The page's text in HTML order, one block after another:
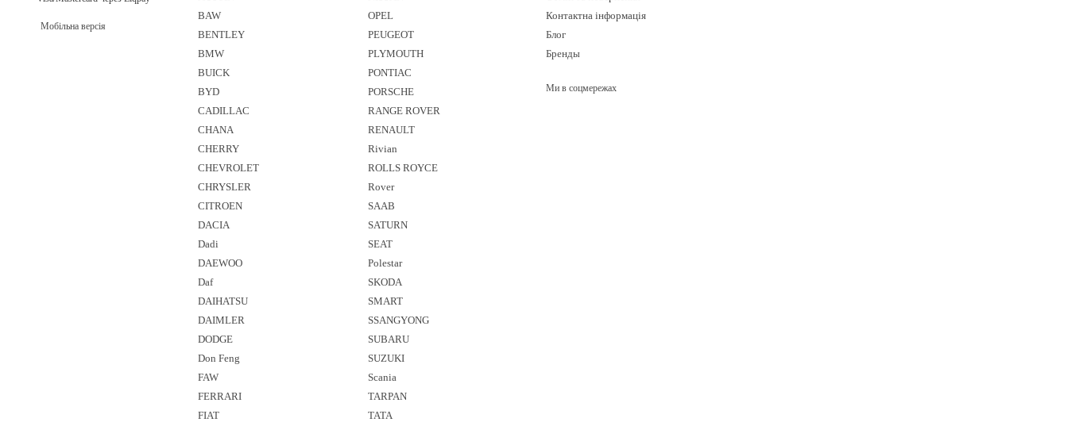
Мобільна версія
BAW
BENTLEY
BMW
BUICK
BYD
CADILLAC
CHANA
CHERRY
CHEVROLET
CHRYSLER
CITROEN
DACIA
Dadi
DAEWOO
Daf
DAIHATSU
DAIMLER
DODGE
Don Feng
FAW
FERRARI
FIAT
OPEL
PEUGEOT
PLYMOUTH
PONTIAC
PORSCHE
RANGE ROVER
RENAULT
Rivian
ROLLS ROYCE
Rover
SAAB
SATURN
SEAT
Polestar
SKODA
SMART
SSANGYONG
SUBARU
SUZUKI
Sсania
TARPAN
TATA
Контактна інформація
Блог
Бренды
Ми в соцмережах